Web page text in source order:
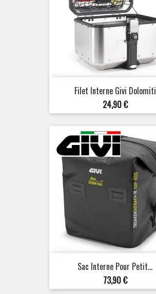
Filet Interne Givi Dolomiti
Prix
24,90 €
Sac Interne Pour Petit...
Prix
73,90 €